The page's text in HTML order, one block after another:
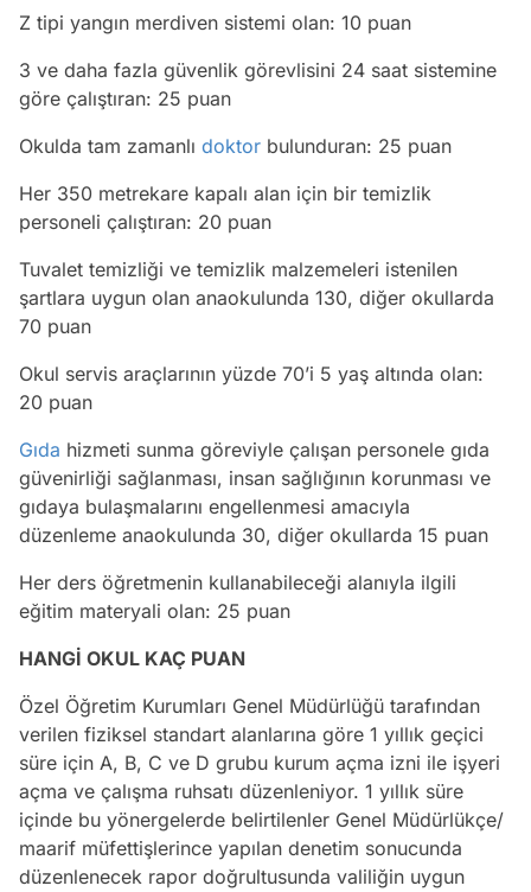
Z tipi yangın merdiven sistemi olan: 10 puan
3 ve daha fazla güvenlik görevlisini 24 saat sistemine
göre çalıştıran: 25 puan
Okulda tam zamanlı doktor bulunduran: 25 puan
Her 350 metrekare kapalı alan için bir temizlik
personeli çalıştıran: 20 puan
Tuvalet temizliği ve temizlik malzemeleri istenilen
şartlara uygun olan anaokulunda 130, diğer okullarda
70 puan
Okul servis araçlarının yüzde 70’i 5 yaş altında olan:
20 puan
Gıda hizmeti sunma göreviyle çalışan personele gıda
güvenirliği sağlanması, insan sağlığının korunması ve
gıdaya bulaşmalarını engellenmesi amacıyla
düzenleme anaokulunda 30, diğer okullarda 15 puan
Her ders öğretmenin kullanabileceği alanıyla ilgili
eğitim materyali olan: 25 puan
HANGİ OKUL KAÇ PUAN
Özel Öğretim Kurumları Genel Müdürlüğü tarafından
verilen fiziksel standart alanlarına göre 1 yıllık geçici
süre için A, B, C ve D grubu kurum açma izni ile işyeri
açma ve çalışma ruhsatı düzenleniyor. 1 yıllık süre
içinde bu yönergelerde belirtilenler Genel Müdürlükçe/
maarif müfettişlerince yapılan denetim sonucunda
düzenlenecek rapor doğrultusunda valiliğin uygun